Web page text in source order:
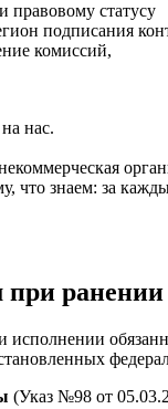
правовому статусу
подписания
комиссий,
нас.
знаем: за
ранении
(Указ №98 от